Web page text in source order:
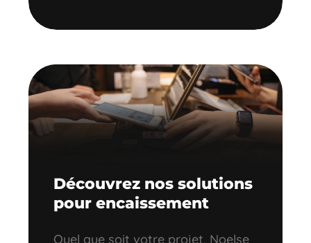
Découvrez nos solutions
pour encaissement
Quel que soit votre projet, Noelse